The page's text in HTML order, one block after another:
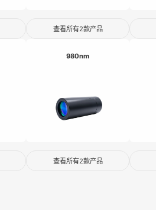
查看所有2款产品
980nm
查看所有2款产品